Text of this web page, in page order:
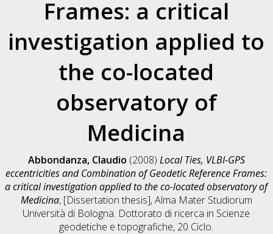
Frames: a critical
investigation applied to
the co-located
observatory of
Medicina
Abbondanza, Claudio (2008) Local Ties, VLBI-GPS
eccentricities and Combination of Geodetic Reference Frames:
a critical investigation applied to the co-located observatory of
Medicina, [Dissertation thesis], Alma Mater Studiorum
Università di Bologna. Dottorato di ricerca in Scienze
geodetiche e topografiche, 20 Ciclo.